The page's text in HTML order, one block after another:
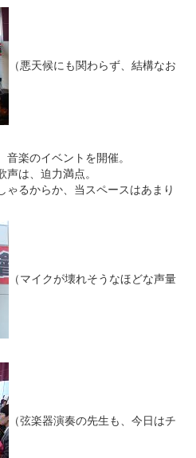
（悪天候にも関わらず、結構なお
楽のイベントを開催。
は、迫力満点。
ゃるからか、当スペースはあまり
（マイクが壊れそうなほどな声量
（弦楽器演奏の先生も、今日はチ